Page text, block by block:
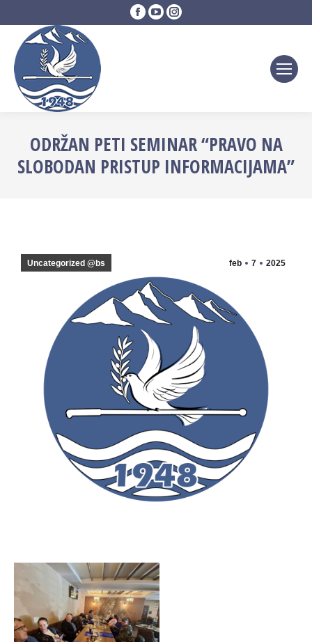
Facebook
page
YouTube
page
Instagram
page
ODRŽAN PETI SEMINAR “PRAVO NA
SLOBODAN PRISTUP INFORMACIJAMA”
feb 7 2025
Uncategorized @bs